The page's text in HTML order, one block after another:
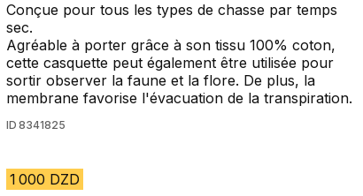
Conçue pour tous les types de chasse par temps
sec.
Agréable à porter grâce à son tissu 100% coton,
cette casquette peut également être utilisée pour
sortir observer la faune et la flore. De plus, la
membrane favorise l'évacuation de la transpiration.
ID 8341825
1 000 DZD